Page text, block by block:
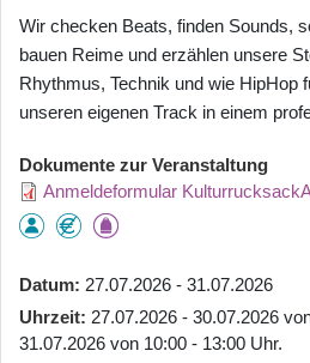
Wir checken Beats, finden Sounds,
bauen Reime und erzählen unsere
Rhythmus, Technik und wie HipHop
unseren eigenen Track in einem
Dokumente zur Veranstaltung
Anmeldeformular
Datum 27.07.2026 - 31.07.2026
Uhrzeit 27.07.2026 - 30.07.2026
31.07.2026 von 10:00 - 13:00 Uhr.